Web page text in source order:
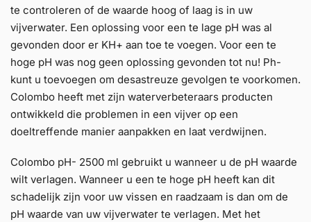
te controleren of de waarde hoog of laag is in uw
vijverwater. Een oplossing voor een te lage pH was al
gevonden door er KH+ aan toe te voegen. Voor een te
hoge pH was nog geen oplossing gevonden tot nu! Ph-
kunt u toevoegen om desastreuze gevolgen te voorkomen.
Colombo heeft met zijn waterverbeteraars producten
ontwikkeld die problemen in een vijver op een
doeltreffende manier aanpakken en laat verdwijnen.
Colombo pH- 2500 ml gebruikt u wanneer u de pH waarde
wilt verlagen. Wanneer u een te hoge pH heeft kan dit
schadelijk zijn voor uw vissen en raadzaam is dan om de
pH waarde van uw vijverwater te verlagen. Met het